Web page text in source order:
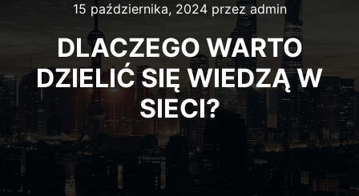
15 października, 2024przezadmin
DLACZEGO WARTO
DZIELIĆ SIĘ WIEDZĄ W
SIECI?